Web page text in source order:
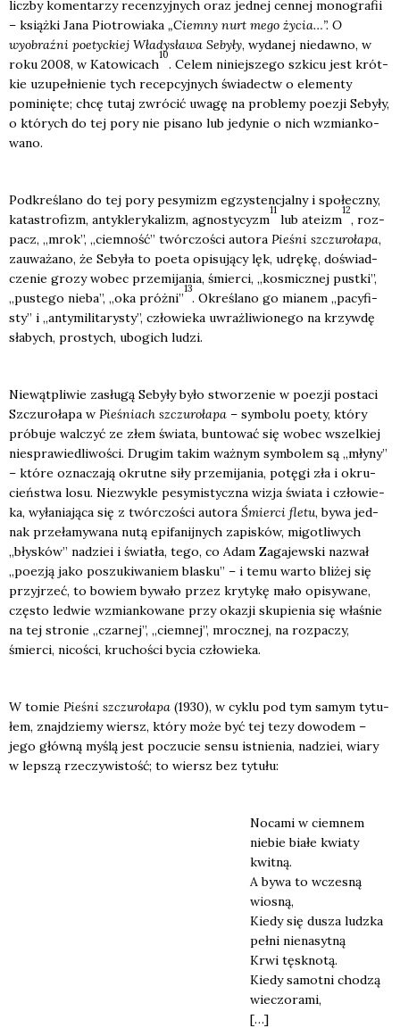
licz­by komen­ta­rzy recen­zyj­nych oraz jed­nej cen­nej mono­gra­fii
– książ­ki Jana Pio­tro­wia­ka „Ciem­ny nurt mego życia…”. O
wyobraź­ni poetyc­kiej Wła­dy­sła­wa Seby­ły, wyda­nej nie­daw­no, w
roku 2008, w Kato­wi­cach
10
. Celem niniej­sze­go szki­cu jest krót­
kie uzu­peł­nie­nie tych recep­cyj­nych świa­dectw o ele­men­ty
pomi­nię­te; chcę tutaj zwró­cić uwa­gę na pro­ble­my poezji Seby­ły,
o któ­rych do tej pory nie pisa­no lub jedy­nie o nich wzmian­ko­
wa­no.
Pod­kre­śla­no do tej pory pesy­mizm egzy­sten­cjal­ny i spo­łecz­ny,
kata­stro­fizm, anty­kle­ry­ka­lizm, agno­sty­cyzm
11
lub ate­izm
12
, roz­
pacz, „mrok”, „ciem­ność” twór­czo­ści auto­ra Pie­śni szczu­ro­ła­pa,
zauwa­ża­no, że Seby­ła to poeta opi­su­ją­cy lęk, udrę­kę, doświad­
cze­nie gro­zy wobec prze­mi­ja­nia, śmier­ci, „kosmicz­nej pust­ki”,
„puste­go nie­ba”, „oka próż­ni”
13
. Okre­śla­no go mia­nem „pacy­fi­
sty” i „anty­mi­li­ta­ry­sty”, czło­wie­ka uwraż­li­wio­ne­go na krzyw­dę
sła­bych, pro­stych, ubo­gich ludzi.
Nie­wąt­pli­wie zasłu­gą Seby­ły było stwo­rze­nie w poezji posta­ci
Szczu­ro­ła­pa w Pie­śniach szczu­ro­ła­pa – sym­bo­lu poety, któ­ry
pró­bu­je wal­czyć ze złem świa­ta, bun­to­wać się wobec wszel­kiej
nie­spra­wie­dli­wo­ści. Dru­gim takim waż­nym sym­bo­lem są „mły­ny”
– któ­re ozna­cza­ją okrut­ne siły prze­mi­ja­nia, potę­gi zła i okru­
cień­stwa losu. Nie­zwy­kle pesy­mi­stycz­na wizja świa­ta i czło­wie­
ka, wyła­nia­ją­ca się z twór­czo­ści auto­ra Śmier­ci fle­tu, bywa jed­
nak prze­ła­my­wa­na nutą epi­fa­nij­nych zapi­sków, migo­tli­wych
„bły­sków” nadziei i świa­tła, tego, co Adam Zaga­jew­ski nazwał
„poezją jako poszu­ki­wa­niem bla­sku” – i temu war­to bli­żej się
przyj­rzeć, to bowiem bywa­ło przez kry­ty­kę mało opi­sy­wa­ne,
czę­sto led­wie wzmian­ko­wa­ne przy oka­zji sku­pie­nia się wła­śnie
na tej stro­nie „czar­nej”, „ciem­nej”, mrocz­nej, na roz­pa­czy,
śmier­ci, nico­ści, kru­cho­ści bycia czło­wie­ka.
W tomie Pie­śni szczu­ro­ła­pa (1930), w cyklu pod tym samym tytu­
łem, znaj­dzie­my wiersz, któ­ry może być tej tezy dowo­dem –
jego głów­ną myślą jest poczu­cie sen­su ist­nie­nia, nadziei, wia­ry
w lep­szą rze­czy­wi­stość; to wiersz bez tytu­łu:
Noca­mi w ciem­nem
nie­bie bia­łe kwia­ty
kwit­ną.
A bywa to wcze­sną
wio­sną,
Kie­dy się dusza ludz­ka
peł­ni nie­na­syt­ną
Krwi tęsk­no­tą.
Kie­dy samot­ni cho­dzą
wie­czo­ra­mi,
[…]